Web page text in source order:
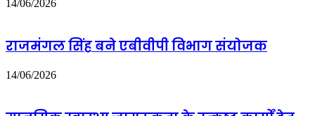
14/06/2026
राजमंगल सिंह बने एबीवीपी विभाग संयोजक
14/06/2026